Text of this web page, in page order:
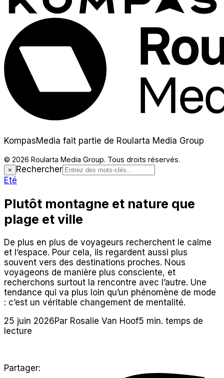
KompasMedia fait partie de Roularta Media Group
© 2026 Roularta Media Group. Tous droits réservés.
×
Rechercher
Eté
Plutôt montagne et nature que
plage et ville
De plus en plus de voyageurs recherchent le calme
et l’espace. Pour cela, ils regardent aussi plus
souvent vers des destinations proches. Nous
voyageons de manière plus consciente, et
recherchons surtout la rencontre avec l’autre. Une
tendance qui va plus loin qu’un phénomène de mode
: c’est un véritable changement de mentalité.
25 juin 2026Par Rosalie Van Hoof5 min. temps de
lecture
Partager: